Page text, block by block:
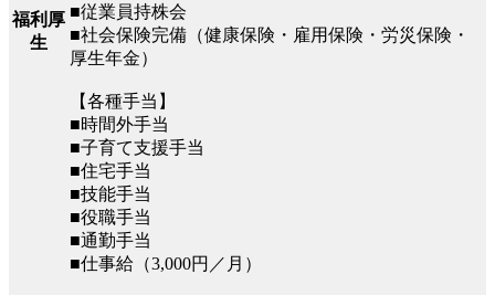
福利厚
生
■従業員持株会
■社会保険完備（健康保険・雇用保険・労災保険・
厚生年金）
【各種手当】
■時間外手当
■子育て支援手当
■住宅手当
■技能手当
■役職手当
■通勤手当
■仕事給（3,000円／月）